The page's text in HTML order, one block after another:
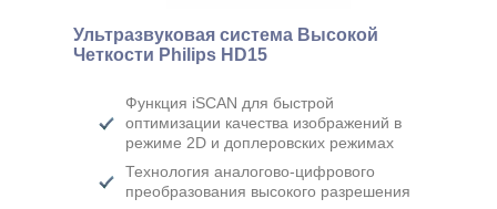
Ультразвуковая система Высокой
Четкости Philips HD15
Функция iSCAN для быстрой
оптимизации качества изображений в
режиме 2D и доплеровских режимах
Технология аналогово-цифрового
преобразования высокого разрешения